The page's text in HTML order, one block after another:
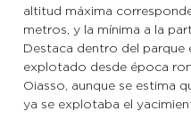
altitud máxima
metros, y la mínima a la
Destaca dentro del
explotado desde época
Oiasso, aunque se estima
ya se explotaba el